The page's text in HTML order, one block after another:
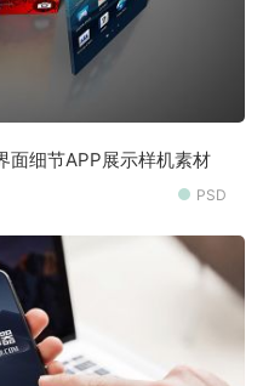
面细节APP展示样机素材
PSD